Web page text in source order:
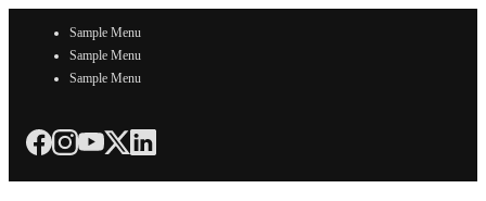
Sample Menu
Sample Menu
Sample Menu